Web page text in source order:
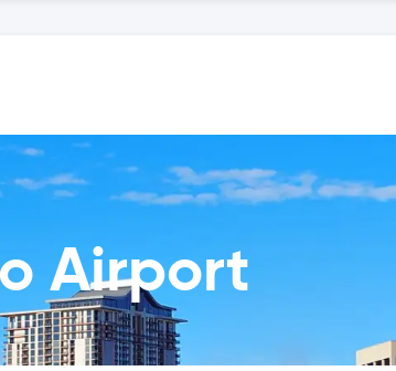
Airport